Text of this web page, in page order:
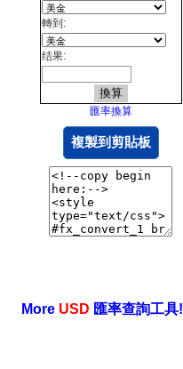
轉到:
结果:
匯率換算
複製到剪貼板
More USD 匯率查詢工具!